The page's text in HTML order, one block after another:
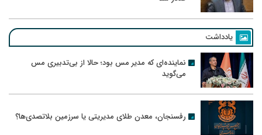
یادداشت
نماینده‌ای که مدیر مس بود؛ حالا از بی‌تدبیری مس
می‌گوید
رفسنجان، معدن طلای مدیریتی یا سرزمین بلاتصدی‌ها؟